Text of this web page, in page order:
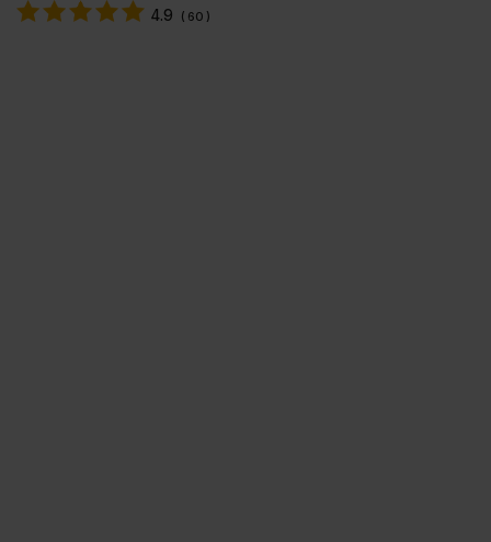
4.9 ( 60 )